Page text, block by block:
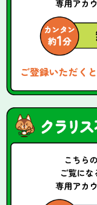
ご登録いただくと